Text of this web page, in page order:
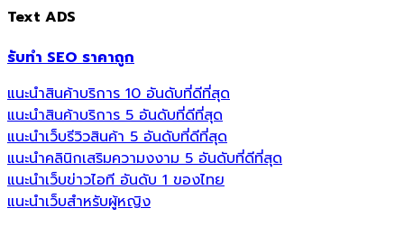
Text ADS
รับทำ SEO ราคาถูก
แนะนำสินค้าบริการ 10 อันดับที่ดีที่สุด
แนะนำสินค้าบริการ 5 อันดับที่ดีที่สุด
แนะนำเว็บรีวิวสินค้า 5 อันดับที่ดีที่สุด
แนะนำคลินิกเสริมความงงาม 5 อันดับที่ดีที่สุด
แนะนำเว็บข่าวไอที อันดับ 1 ของไทย
แนะนำเว็บสำหรับผู้หญิง